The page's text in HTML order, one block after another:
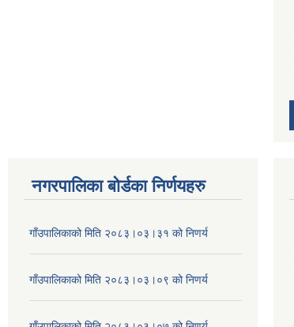
नगरपालिका बोर्डका निर्णयहरु
गाँउपालिकाको मिति २०८३।०३।३१ को निणर्य
गाँउपालिकाको मिति २०८३।०३।०९ को निणर्य